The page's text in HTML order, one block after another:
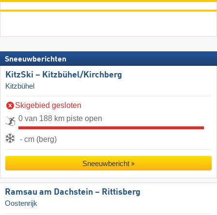
Sneeuwberichten
KitzSki – Kitzbühel/​Kirchberg
Kitzbühel
Skigebied gesloten
0 van 188 km piste open
- cm (berg)
Sneeuwbericht
Ramsau am Dachstein – Rittisberg
Oostenrijk